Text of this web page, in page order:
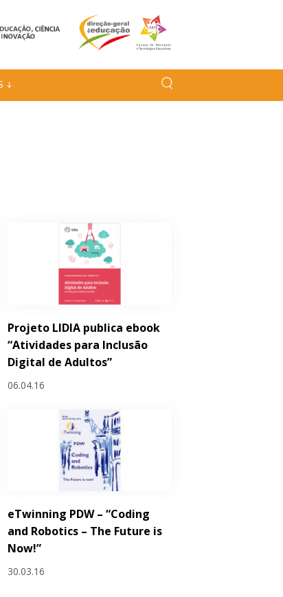
Projeto LIDIA publica ebook
“Atividades para Inclusão
Digital de Adultos”
06.04.16
eTwinning PDW – “Coding
and Robotics – The Future is
Now!”
30.03.16